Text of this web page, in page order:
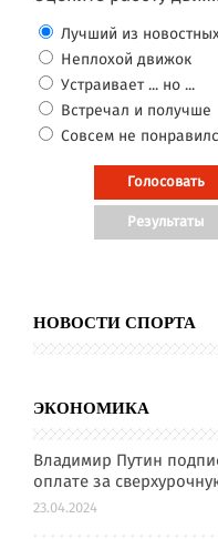
Лучший из
Неплохой движок
Устраивает ... но ...
Встречал и получше
Совсем не
НОВОСТИ СПОРТА
ЭКОНОМИКА
Владимир Путин
оплате за
23.04.2024